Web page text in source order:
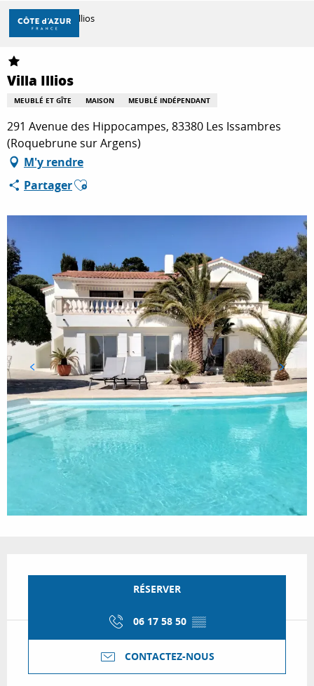
Aller
contenu
principal
DÉCOUVRIR
À FAIRE
SÉJOURNER
Accueil Villa Illios
Villa Illios
MEUBLÉ ET GÎTE MAISON MEUBLÉ INDÉPENDANT
291 Avenue des Hippocampes, 83380 Les Issambres
(Roquebrune sur Argens)
M'y rendre
PartagerAjouter aux favoris
RÉSERVER
06 17 58 50 ▒▒
CONTACTEZ-NOUS